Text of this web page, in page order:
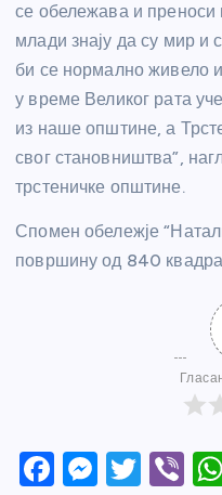
се обележава и
млади знају да су мир и
би се нормално живело
у време Великог рата
из наше општине, а
свог становништва”,
трстеничке општине.
Спомен обележје
површину од 840
F
M
T
Vi